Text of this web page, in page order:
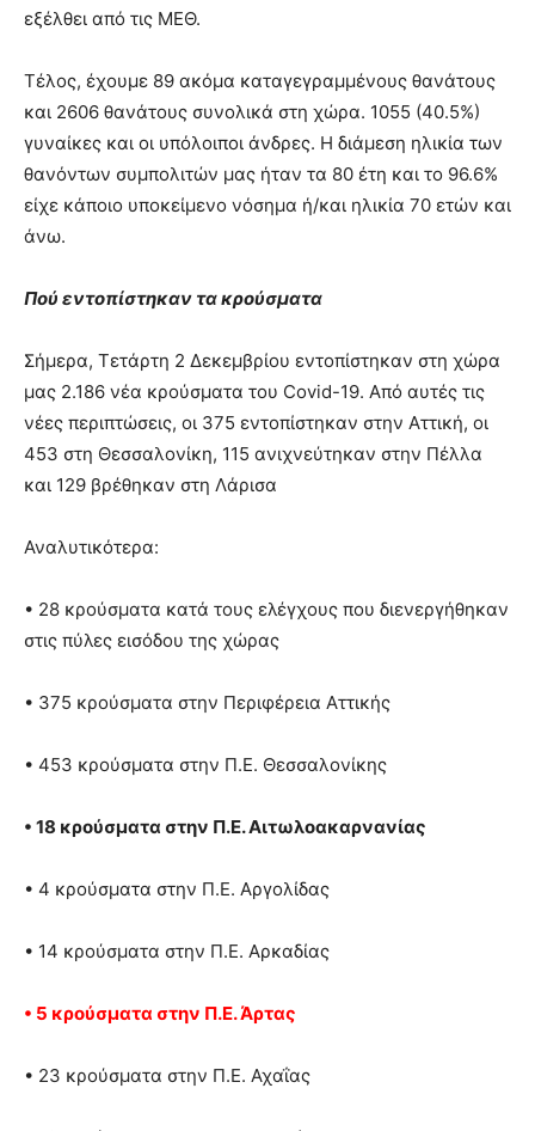
εξέλθει από τις ΜΕΘ.
Τέλος, έχουμε 89 ακόμα καταγεγραμμένους θανάτους
και 2606 θανάτους συνολικά στη χώρα. 1055 (40.5%)
γυναίκες και οι υπόλοιποι άνδρες. Η διάμεση ηλικία των
θανόντων συμπολιτών μας ήταν τα 80 έτη και το 96.6%
είχε κάποιο υποκείμενο νόσημα ή/και ηλικία 70 ετών και
άνω.
Πού εντοπίστηκαν τα κρούσματα
Σήμερα, Τετάρτη 2 Δεκεμβρίου εντοπίστηκαν στη χώρα
μας 2.186 νέα κρούσματα του Covid-19. Από αυτές τις
νέες περιπτώσεις, οι 375 εντοπίστηκαν στην Αττική, οι
453 στη Θεσσαλονίκη, 115 ανιχνεύτηκαν στην Πέλλα
και 129 βρέθηκαν στη Λάρισα
Αναλυτικότερα:
• 28 κρούσματα κατά τους ελέγχους που διενεργήθηκαν
στις πύλες εισόδου της χώρας
• 375 κρούσματα στην Περιφέρεια Αττικής
• 453 κρούσματα στην Π.Ε. Θεσσαλονίκης
• 18 κρούσματα στην Π.Ε. Αιτωλοακαρνανίας
• 4 κρούσματα στην Π.Ε. Αργολίδας
• 14 κρούσματα στην Π.Ε. Αρκαδίας
• 5 κρούσματα στην Π.Ε. Άρτας
• 23 κρούσματα στην Π.Ε. Αχαΐας